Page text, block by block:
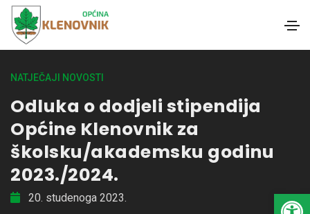
Open toolbar
NATJEČAJI NOVOSTI
Odluka o dodjeli stipendija
Općine Klenovnik za
školsku/akademsku godinu
2023./2024.
20. studenoga 2023.